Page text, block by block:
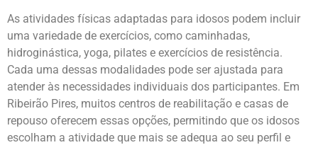
As atividades físicas adaptadas para idosos podem incluir
uma variedade de exercícios, como caminhadas,
hidroginástica, yoga, pilates e exercícios de resistência.
Cada uma dessas modalidades pode ser ajustada para
atender às necessidades individuais dos participantes. Em
Ribeirão Pires, muitos centros de reabilitação e casas de
repouso oferecem essas opções, permitindo que os idosos
escolham a atividade que mais se adequa ao seu perfil e